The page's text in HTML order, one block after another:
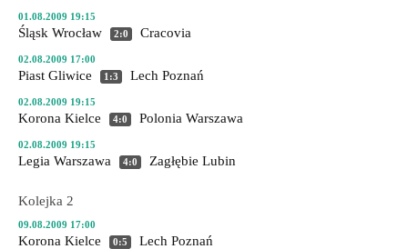
01.08.2009 19:15
Śląsk Wrocław 2:0 Cracovia
02.08.2009 17:00
Piast Gliwice 1:3 Lech Poznań
02.08.2009 19:15
Korona Kielce 4:0 Polonia Warszawa
02.08.2009 19:15
Legia Warszawa 4:0 Zagłębie Lubin
Kolejka 2
09.08.2009 17:00
Korona Kielce 0:5 Lech Poznań